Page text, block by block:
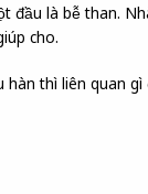
đầu là bễ than.
cho.
hàn thì liên quan